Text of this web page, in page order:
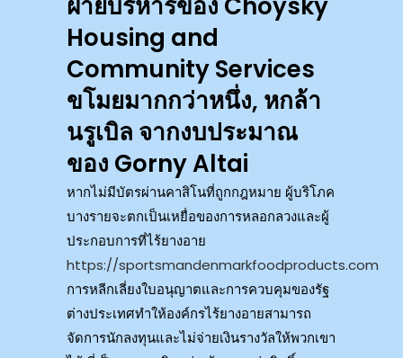
Housing and
Community Services
ขโมยมากกว่าหนึ่ง, หกล้า
นรูเบิล จากงบประมาณ
ของ Gorny Altai
หากไม่มีบัตรผ่านคาสิโนที่ถูกกฎหมาย ผู้บริโภค
บางรายจะตกเป็นเหยื่อของการหลอกลวงและผู้
ประกอบการที่ไร้ยางอาย
https://sportsmandenmarkfoodproducts.com
การหลีกเลี่ยงใบอนุญาตและการควบคุมของรัฐ
ต่างประเทศทำให้องค์กรไร้ยางอายสามารถ
จัดการนักลงทุนและไม่จ่ายเงินรางวัลให้พวกเขา